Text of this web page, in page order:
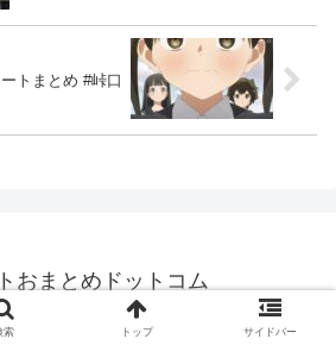
ートまとめ #峠口
おまとめドットコム
イートおまとめドットコム.
索 トップ サイドバー